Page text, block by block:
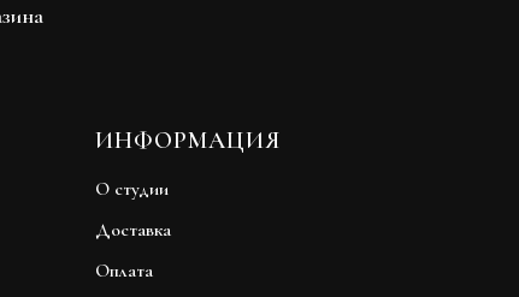
ИНФОРМАЦИЯ
О студии
Доставка
Оплата